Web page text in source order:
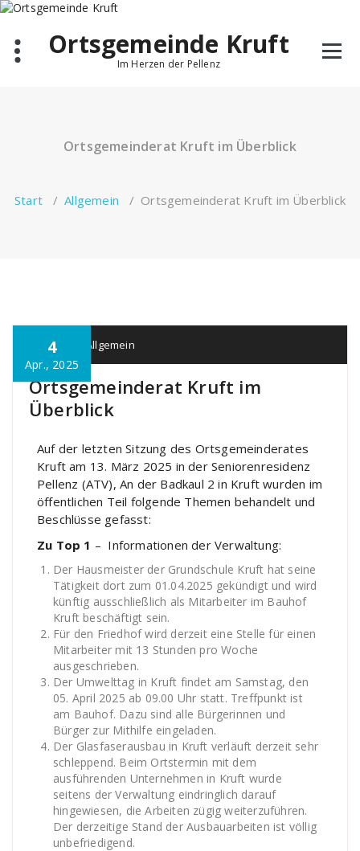
Ortsgemeinde Kruft
Im Herzen der Pellenz
Ortsgemeinderat Kruft im Überblick
Start/Allgemein / Ortsgemeinderat Kruft im Überblick
4
Apr., 2025
kruft Allgemein
Ortsgemeinderat Kruft im
Überblick
Auf der letzten Sitzung des Ortsgemeinderates
Kruft am 13. März 2025 in der Seniorenresidenz
Pellenz (ATV), An der Badkaul 2 in Kruft wurden im
öffentlichen Teil folgende Themen behandelt und
Beschlüsse gefasst:
Zu Top 1 – Informationen der Verwaltung:
Der Hausmeister der Grundschule Kruft hat seine
Tätigkeit dort zum 01.04.2025 gekündigt und wird
künftig ausschließlich als Mitarbeiter im Bauhof
Kruft beschäftigt sein.
Für den Friedhof wird derzeit eine Stelle für einen
Mitarbeiter mit 13 Stunden pro Woche
ausgeschrieben.
Der Umwelttag in Kruft findet am Samstag, den
05. April 2025 ab 09.00 Uhr statt. Treffpunkt ist
am Bauhof. Dazu sind alle Bürgerinnen und
Bürger zur Mithilfe eingeladen.
Der Glasfaserausbau in Kruft verläuft derzeit sehr
schleppend. Beim Ortstermin mit dem
ausführenden Unternehmen in Kruft wurde
seitens der Verwaltung eindringlich darauf
hingewiesen, die Arbeiten zügig weiterzuführen.
Der derzeitige Stand der Ausbauarbeiten ist völlig
unbefriedigend.